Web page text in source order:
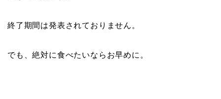
終了期間は発表されておりません。
でも、絶対に食べたいならお早めに。